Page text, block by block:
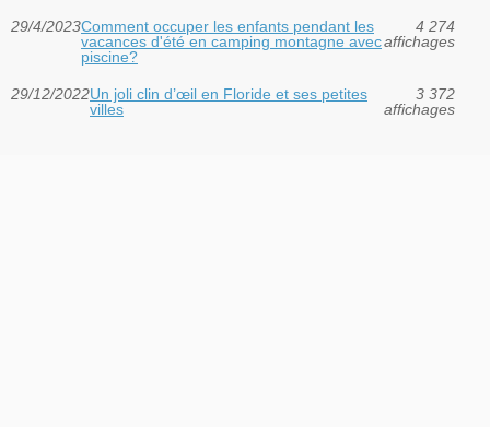
29/4/2023Comment occuper les enfants pendant les
vacances d'été en camping montagne avec
piscine?
4 274
affichages
29/12/2022Un joli clin d’œil en Floride et ses petites
villes
3 372
affichages